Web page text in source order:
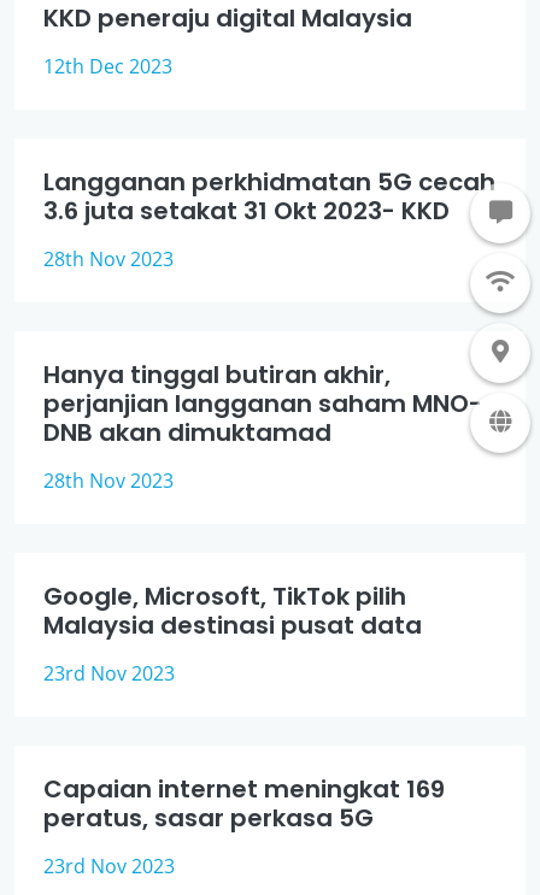
KKD peneraju digital Malaysia
12th Dec 2023
Langganan perkhidmatan 5G cecah
3.6 juta setakat 31 Okt 2023- KKD
28th Nov 2023
Hanya tinggal butiran akhir,
perjanjian langganan saham MNO-
DNB akan dimuktamad
28th Nov 2023
Google, Microsoft, TikTok pilih
Malaysia destinasi pusat data
23rd Nov 2023
Capaian internet meningkat 169
peratus, sasar perkasa 5G
23rd Nov 2023